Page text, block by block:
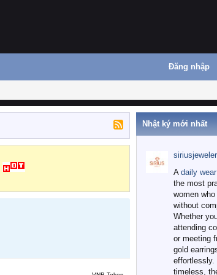
Đăng nhập
Nhật ký mới nhất
A daily
the most
women
without
Whether
attending
or meeting
gold
effortlessly.
timeless,